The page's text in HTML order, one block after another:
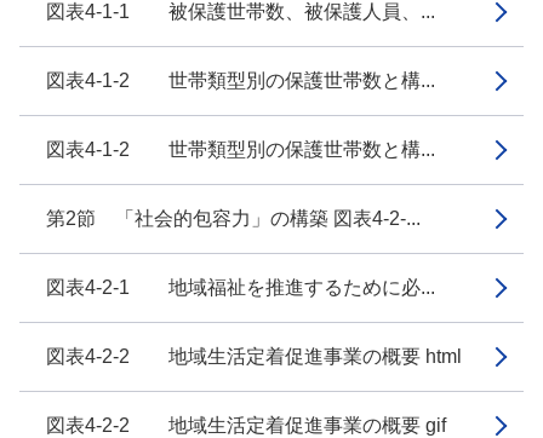
図表4-1-1 被保護世帯数、被保護人員、...
図表4-1-2 世帯類型別の保護世帯数と構...
図表4-1-2 世帯類型別の保護世帯数と構...
第2節 「社会的包容力」の構築 図表4-2-...
図表4-2-1 地域福祉を推進するために必...
図表4-2-2 地域生活定着促進事業の概要 html
図表4-2-2 地域生活定着促進事業の概要 gif